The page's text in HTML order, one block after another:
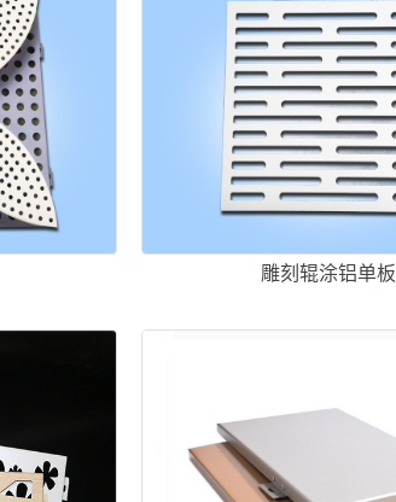
雕刻辊涂铝单板